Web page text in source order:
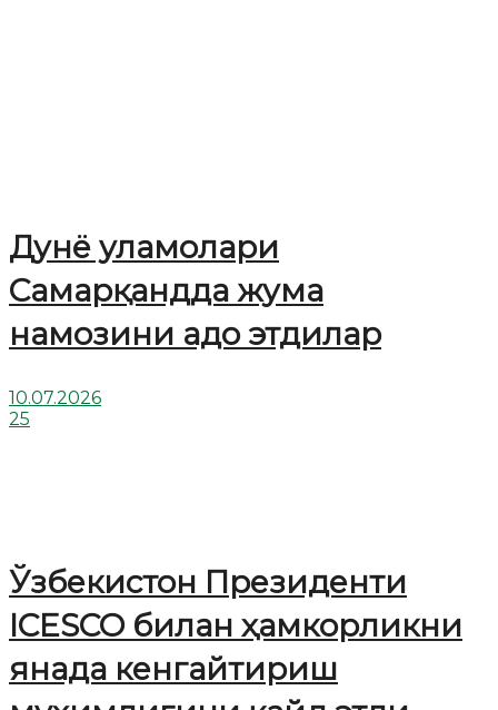
Дунё уламолари
Cамарқандда жума
намозини адо этдилар
10.07.2026
25
Ўзбекистон Президенти
ICESCO билан ҳамкорликни
янада кенгайтириш